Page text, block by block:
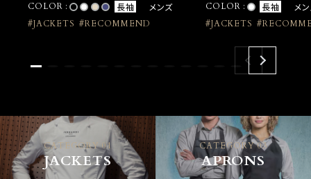
COLOR : 長袖 メンズ
#JACKETS #RECOMMEND
COLOR : 長袖 メ
#JACKETS
CATEGORY 01
JACKETS
CATEGORY 03
APRONS